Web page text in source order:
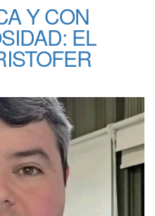
Y CON
EL